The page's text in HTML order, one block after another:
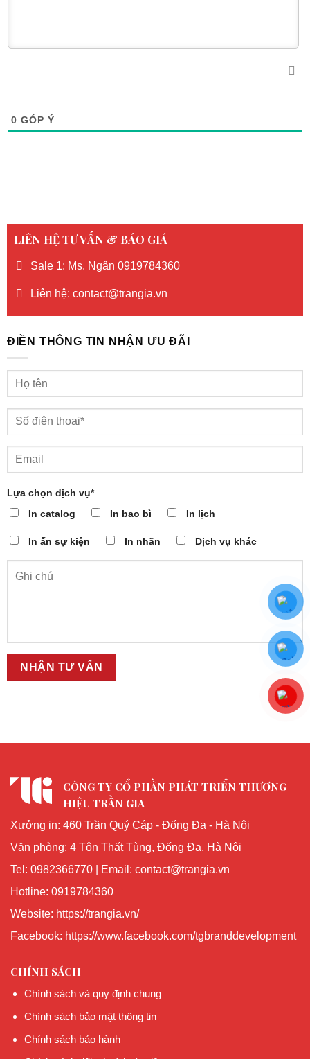
0 GÓP Ý
LIÊN HỆ TƯ VẤN & BÁO GIÁ
Sale 1: Ms. Ngân 0919784360
Liên hệ: contact@trangia.vn
ĐIỀN THÔNG TIN NHẬN ƯU ĐÃI
Lựa chọn dịch vụ*
In catalog
In bao bì In lịch
In ấn sự kiện In nhãn Dịch vụ khác
CÔNG TY CỔ PHẦN PHÁT TRIỂN THƯƠNG
HIỆU TRẦN GIA
Xưởng in: 460 Trần Quý Cáp - Đống Đa - Hà Nội
Văn phòng: 4 Tôn Thất Tùng, Đống Đa, Hà Nội
Tel: 0982366770 | Email: contact@trangia.vn
Hotline: 0919784360
Website: https://trangia.vn/
Facebook: https://www.facebook.com/tgbranddevelopment
CHÍNH SÁCH
Chính sách và quy định chung
Chính sách bảo mật thông tin
Chính sách bảo hành